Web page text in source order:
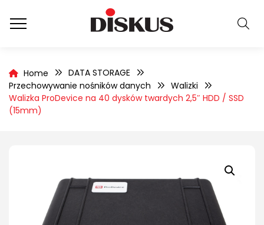
Home
DATA STORAGE
Przechowywanie nośników danych
Walizki
Walizka ProDevice na 40 dysków twardych 2,5″ HDD / SSD
(15mm)